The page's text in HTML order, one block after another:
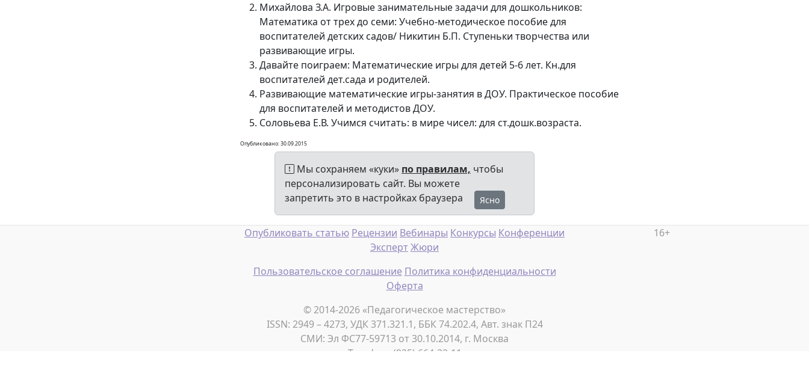
Михайлова З.А. Игровые занимательные задачи для дошкольников:
Математика от трех до семи: Учебно-методическое пособие для
воспитателей детских садов/ Никитин Б.П. Ступеньки творчества или
развивающие игры.
Давайте поиграем: Математические игры для детей 5-6 лет. Кн.для
воспитателей дет.сада и родителей.
Развивающие математические игры-занятия в ДОУ. Практическое пособие
для воспитателей и методистов ДОУ.
Соловьева Е.В. Учимся считать: в мире чисел: для ст.дошк.возраста.
Опубликовано: 30.09.2015
Мы сохраняем «куки» по правилам, чтобы
персонализировать сайт. Вы можете
запретить это в настройках браузера
Ясно
Опубликовать статью Рецензии Вебинары Конкурсы Конференции
ЭкспертЖюри
Пользовательское соглашение Политика конфиденциальности
Оферта
© 2014-2026 «Педагогическое мастерство»
ISSN: 2949 – 4273, УДК 371.321.1, ББК 74.202.4, Авт. знак П24
СМИ: Эл ФС77-59713 от 30.10.2014, г. Москва
Телефон: (925) 664-32-11
16+